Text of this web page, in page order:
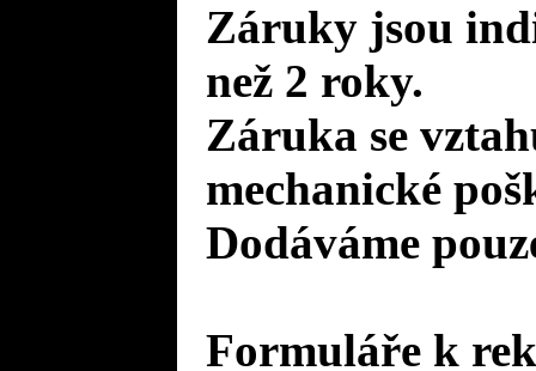
Záruky jsou
než 2 roky.
Záruka se
mechanické
Dodáváme
Formuláře k